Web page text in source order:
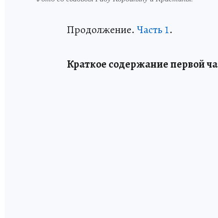
Продолжение. Часть 1.
Краткое содержание первой